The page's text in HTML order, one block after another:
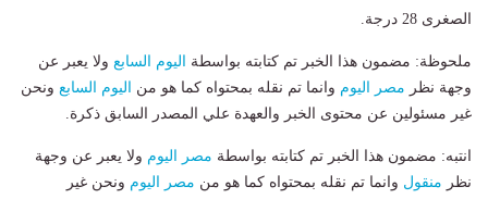
الصغرى 28 درجة.
ملحوظة: مضمون هذا الخبر تم كتابته بواسطة اليوم السابع ولا يعبر عن
وجهة نظر مصر اليوم وانما تم نقله بمحتواه كما هو من اليوم السابع ونحن
غير مسئولين عن محتوى الخبر والعهدة علي المصدر السابق ذكرة.
انتبه: مضمون هذا الخبر تم كتابته بواسطة مصر اليوم ولا يعبر عن وجهة
نظر منقول وانما تم نقله بمحتواه كما هو من مصر اليوم ونحن غير